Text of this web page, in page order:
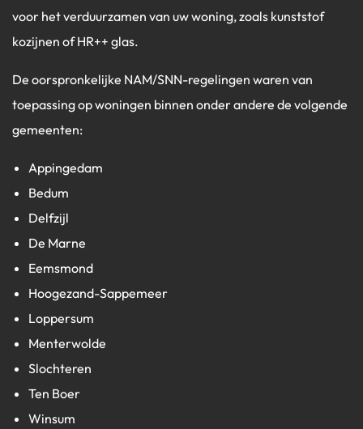
voor het verduurzamen van uw woning, zoals kunststof
kozijnen of HR++ glas.
De oorspronkelijke NAM/SNN-regelingen waren van
toepassing op woningen binnen onder andere de volgende
gemeenten:
Appingedam
Bedum
Delfzijl
De Marne
Eemsmond
Hoogezand-Sappemeer
Loppersum
Menterwolde
Slochteren
Ten Boer
Winsum